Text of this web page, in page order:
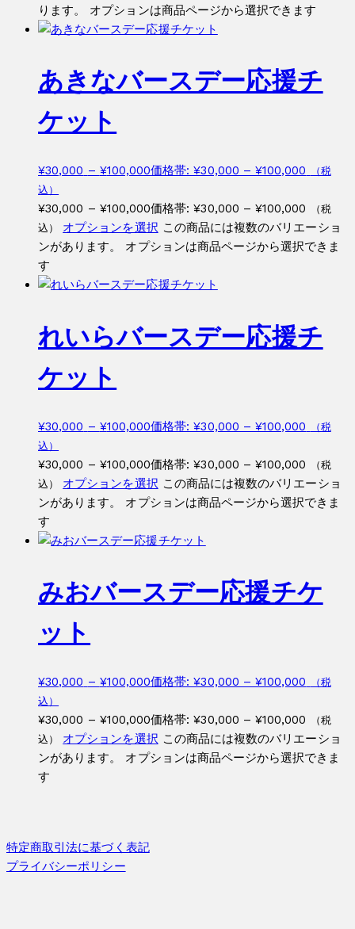
ります。 オプションは商品ページから選択できます
あきなバースデー応援チ
ケット
¥30,000 – ¥100,000価格帯: ¥30,000 – ¥100,000
（税
込）
¥30,000 – ¥100,000価格帯: ¥30,000 – ¥100,000
（税
込）
オプションを選択 この商品には複数のバリエーショ
ンがあります。 オプションは商品ページから選択できま
す
れいらバースデー応援チ
ケット
¥30,000 – ¥100,000価格帯: ¥30,000 – ¥100,000
（税
込）
¥30,000 – ¥100,000価格帯: ¥30,000 – ¥100,000
（税
込）
オプションを選択 この商品には複数のバリエーショ
ンがあります。 オプションは商品ページから選択できま
す
みおバースデー応援チケ
ット
¥30,000 – ¥100,000価格帯: ¥30,000 – ¥100,000
（税
込）
¥30,000 – ¥100,000価格帯: ¥30,000 – ¥100,000
（税
込）
オプションを選択 この商品には複数のバリエーショ
ンがあります。 オプションは商品ページから選択できま
す
特定商取引法に基づく表記
プライバシーポリシー